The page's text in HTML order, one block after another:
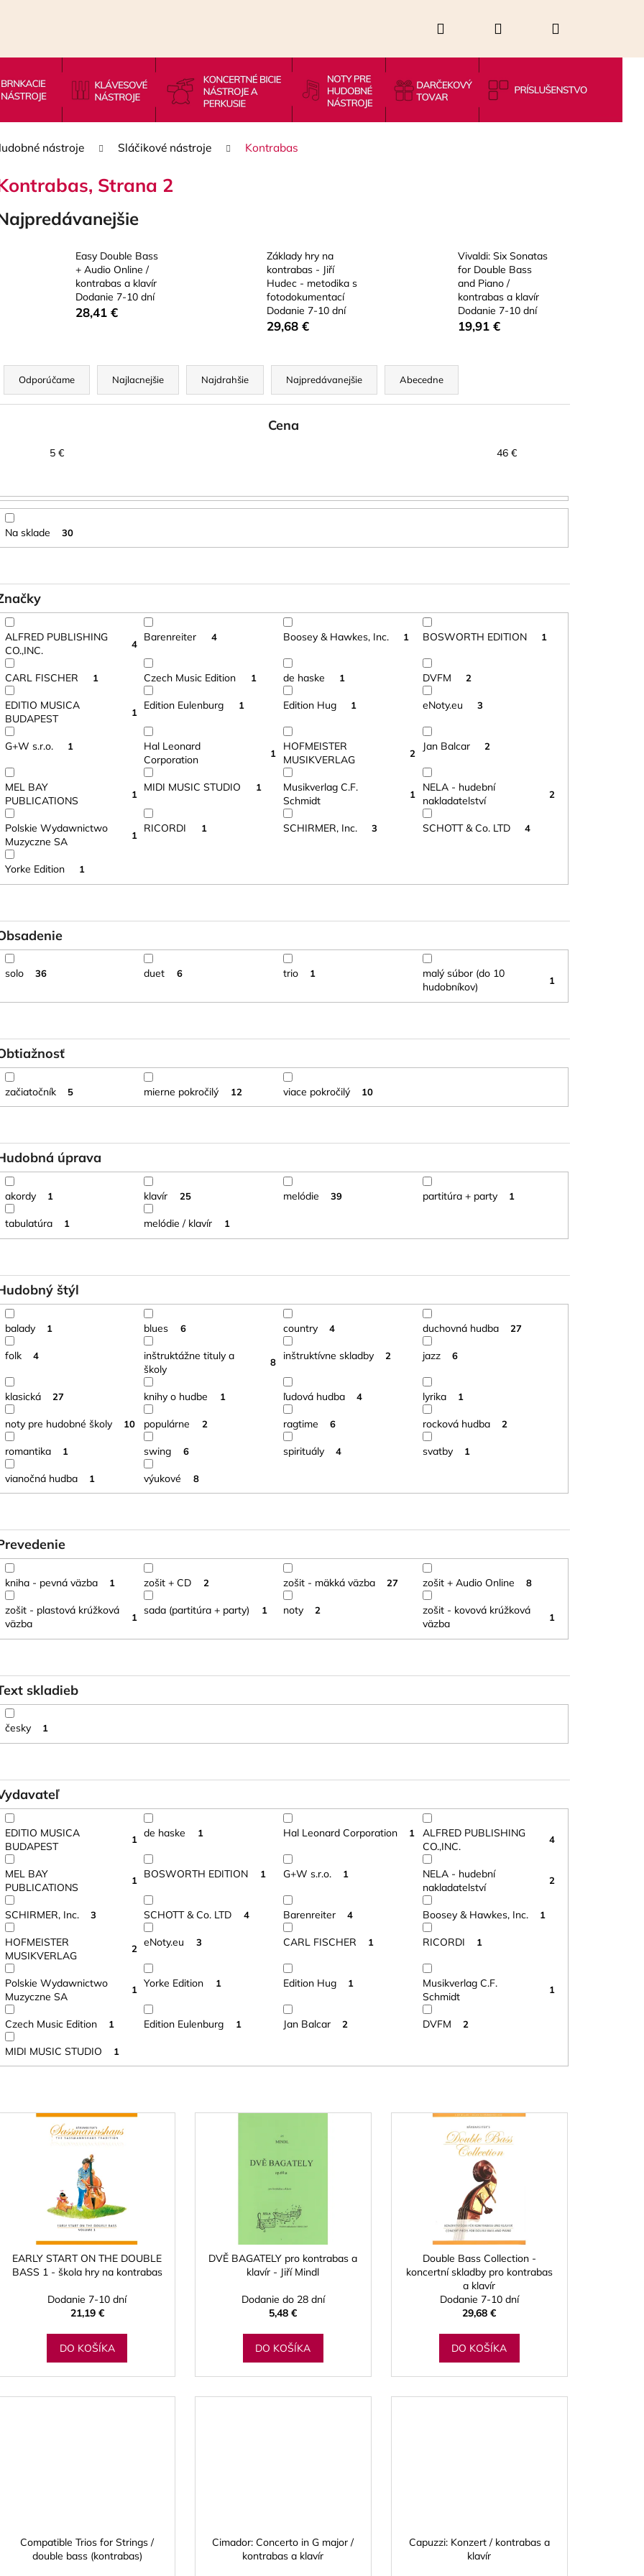
Hľadať PrihlásenieNákupný
košík
nástroje Sláčikové nástroje Kontrabas
, Strana 2
Easy Double Bass
+ Audio Online /
kontrabas a klavír
Dodanie 7-10 dní
28,41 €
Základy hry na
kontrabas - Jiří
Hudec - metodika s
fotodokumentací
Dodanie 7-10 dní
29,68 €
Vivaldi: Six Sonatas
for Double Bass
and Piano /
kontrabas a klavír
Dodanie 7-10 dní
19,91 €
R
o
Odporúčame Najlacnejšie Najdrahšie Najpredávanejšie Abecedne
Cena
5 € 46 €
Na sklade 30
ALFRED PUBLISHING
CO.,INC.
4
Barenreiter 4 Boosey & Hawkes, Inc. 1 BOSWORTH EDITION 1
CARL FISCHER 1 Czech Music Edition 1 de haske 1 DVFM 2
EDITIO MUSICA
BUDAPEST
1
Edition Eulenburg 1 Edition Hug 1 eNoty.eu 3
G+W s.r.o. 1
Hal Leonard
Corporation
1
HOFMEISTER
MUSIKVERLAG
2
Jan Balcar 2
MEL BAY
PUBLICATIONS
1
MIDI MUSIC STUDIO 1
Musikverlag C.F.
Schmidt
1
NELA - hudební
nakladatelství
2
Polskie Wydawnictwo
Muzyczne SA
1
RICORDI 1 SCHIRMER, Inc. 3 SCHOTT & Co. LTD 4
Yorke Edition 1
solo 36 duet 6 trio 1
malý súbor (do 10
hudobníkov)
1
začiatočník 5 mierne pokročilý 12 viace pokročilý 10
úprava
akordy 1 klavír 25 melódie 39 partitúra + party 1
tabulatúra 1 melódie / klavír 1
štýl
balady 1 blues 6 country 4 duchovná hudba 27
folk 4
inštruktážne tituly a
školy
8
inštruktívne skladby 2 jazz 6
klasická 27 knihy o hudbe 1 ľudová hudba 4 lyrika 1
noty pre hudobné školy 10 populárne 2 ragtime 6 rocková hudba 2
romantika 1 swing 6 spirituály 4 svatby 1
vianočná hudba 1 výukové 8
kniha - pevná väzba 1 zošit + CD 2 zošit - mäkká väzba 27 zošit + Audio Online 8
zošit - plastová krúžková
väzba
1
sada (partitúra + party) 1 noty 2
zošit - kovová krúžková
väzba
1
skladieb
česky 1
EDITIO MUSICA
BUDAPEST
1
de haske 1 Hal Leonard Corporation 1
ALFRED PUBLISHING
CO.,INC.
4
MEL BAY
PUBLICATIONS
1
BOSWORTH EDITION 1 G+W s.r.o. 1
NELA - hudební
nakladatelství
2
SCHIRMER, Inc. 3 SCHOTT & Co. LTD 4 Barenreiter 4 Boosey & Hawkes, Inc. 1
HOFMEISTER
MUSIKVERLAG
2
eNoty.eu 3 CARL FISCHER 1 RICORDI 1
Polskie Wydawnictwo
Muzyczne SA
1
Yorke Edition 1 Edition Hug 1
Musikverlag C.F.
Schmidt
1
Czech Music Edition 1 Edition Eulenburg 1 Jan Balcar 2 DVFM 2
MIDI MUSIC STUDIO 1
EARLY START ON THE DOUBLE
BASS 1 - škola hry na kontrabas
Dodanie 7-10 dní
21,19 €
DO KOŠÍKA
DVĚ BAGATELY pro kontrabas a
klavír - Jiří Mindl
Dodanie do 28 dní
5,48 €
DO KOŠÍKA
Double Bass Collection -
koncertní skladby pro kontrabas
a klavír
Dodanie 7-10 dní
29,68 €
DO KOŠÍKA
Compatible Trios for Strings /
double bass (kontrabas)
Cimador: Concerto in G major /
kontrabas a klavír
Capuzzi: Konzert / kontrabas a
klavír
Čo potrebujete nájsť?
Odporúčame
Nasledujúce
VANDOREN JAVA RED CUT PLÁTKY